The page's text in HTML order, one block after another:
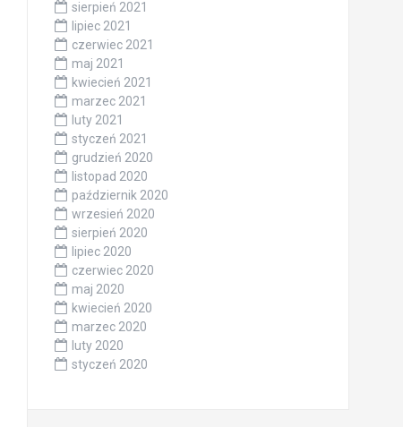
sierpień 2021
lipiec 2021
czerwiec 2021
maj 2021
kwiecień 2021
marzec 2021
luty 2021
styczeń 2021
grudzień 2020
listopad 2020
październik 2020
wrzesień 2020
sierpień 2020
lipiec 2020
czerwiec 2020
maj 2020
kwiecień 2020
marzec 2020
luty 2020
styczeń 2020